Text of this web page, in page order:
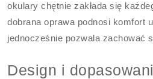
okulary chętnie zakłada się
dobrana oprawa podnosi komfort
jednocześnie pozwala zachować
Design i